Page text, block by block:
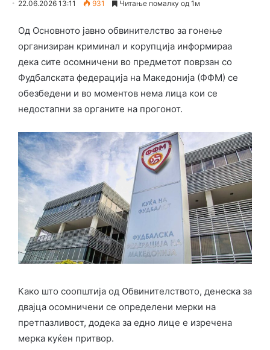
22.06.2026 13:11 931 Читање помалку од 1м
Од Основното јавно обвинителство за гонење
организиран криминал и корупција информираа
дека сите осомничени во предметот поврзан со
Фудбалската федерација на Македонија (ФФМ) се
обезбедени и во моментов нема лица кои се
недостапни за органите на прогонот.
Како што соопштија од Обвинителството, денеска за
двајца осомничени се определени мерки на
претпазливост, додека за едно лице е изречена
мерка куќен притвор.